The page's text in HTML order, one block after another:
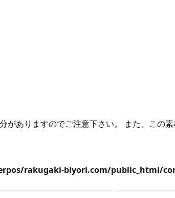
ありますのでご注意下さい。 また、この
rakugaki-biyori.com/public_html/